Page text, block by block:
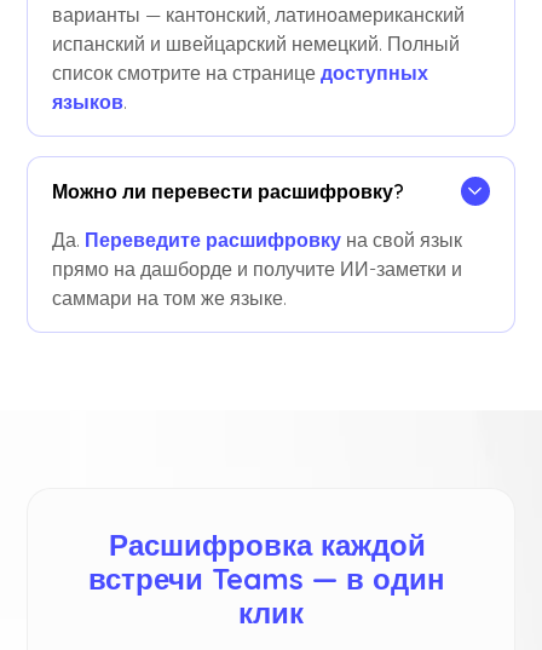
варианты — кантонский, латиноамериканский
испанский и швейцарский немецкий. Полный
список смотрите на страницедоступных
языков.
Можно ли перевести расшифровку?
Да. Переведите расшифровку на свой язык
прямо на дашборде и получите ИИ-заметки и
саммари на том же языке.
Расшифровка каждой
встречи Teams — в один
клик